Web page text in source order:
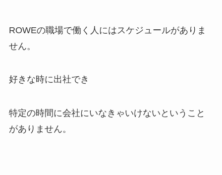
ROWEの職場で働く人にはスケジュールがありま
せん。
好きな時に出社でき
特定の時間に会社にいなきゃいけないということ
がありません。